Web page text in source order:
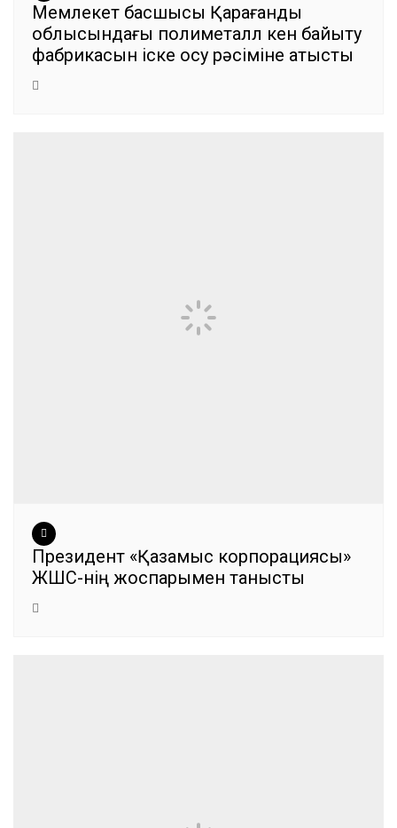
Мемлекет басшысы Қарағанды
облысындағы полиметалл кен байыту
фабрикасын іске қосу рәсіміне қатысты
Президент «Қазақмыс корпорациясы»
ЖШС-нің жоспарымен танысты